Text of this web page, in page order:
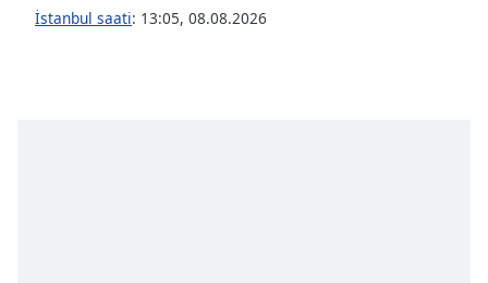
window.
İstanbul saati: 13:05, 08.08.2026